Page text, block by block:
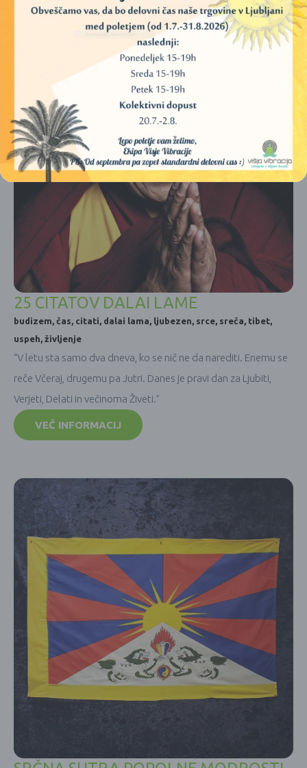
25 CITATOV DALAI LAME
budizem, čas, citati, dalai lama, ljubezen, srce, sreča, tibet,
uspeh, življenje
“V letu sta samo dva dneva, ko se nič ne da narediti. Enemu se
reče Včeraj, drugemu pa Jutri. Danes je pravi dan za Ljubiti,
Verjeti, Delati in večinoma Živeti.”
VEČ INFORMACIJ